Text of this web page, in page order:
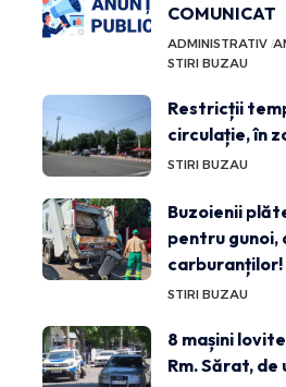
COMUNICAT
ADMINISTRATIV
STIRI BUZAU
Restricții
circulație, în
STIRI BUZAU
Buzoienii
pentru gunoi,
carburanților!
STIRI BUZAU
8 mașini
Rm. Sărat,